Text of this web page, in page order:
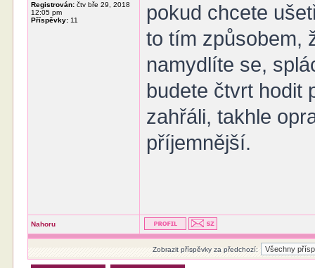
Registrován: čtv bře 29, 2018
12:05 pm
Příspěvky: 11
pokud chcete
to tím způsobem,
namydlíte se,
budete čtvrt hodit
zahřáli, takhle
příjemnější.
Nahoru
Zobrazit příspěvky za předchozí: